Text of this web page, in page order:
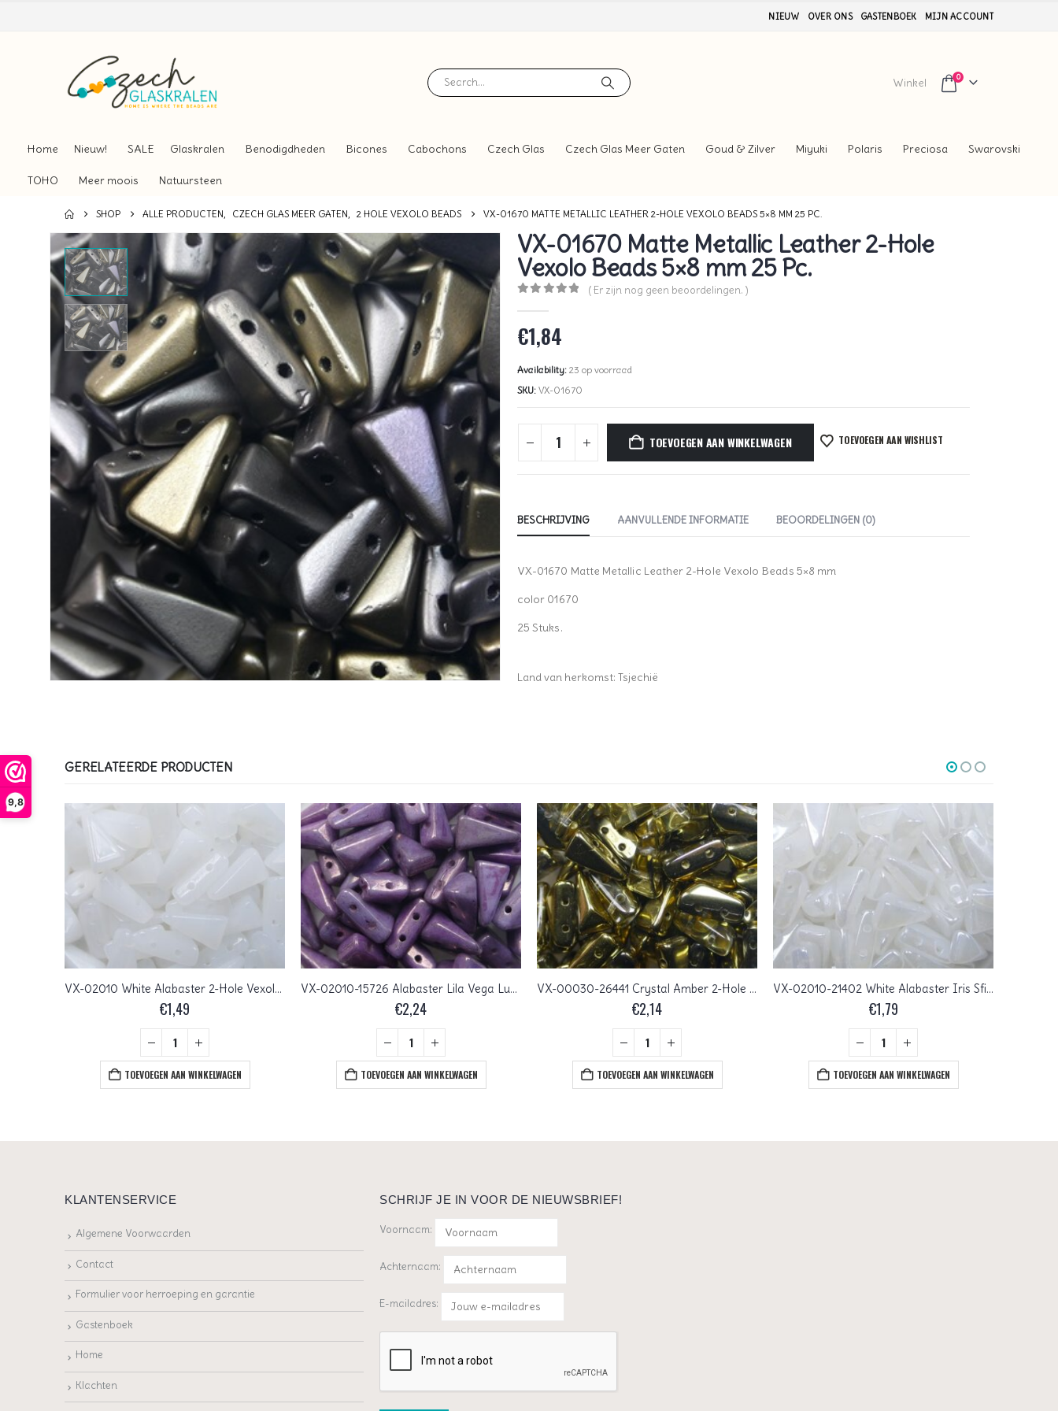
9,8
NIEUW OVER ONS GASTENBOEK MIJN ACCOUNT
Winkel 0
Home Nieuw! SALE Glaskralen Benodigdheden Bicones Cabochons Czech Glas Czech Glas Meer Gaten Goud & Zilver Miyuki Polaris Preciosa Swarovski
TOHO Meer moois Natuursteen
SHOP ALLE PRODUCTEN, CZECH GLAS MEER GATEN, 2 HOLE VEXOLO BEADS VX-01670 MATTE METALLIC LEATHER 2-HOLE VEXOLO BEADS 5×8 MM 25 PC.
VX-01670 Matte Metallic Leather 2-Hole
Vexolo Beads 5×8 mm 25 Pc.
( Er zijn nog geen beoordelingen. )
€1,84
Availability: 23 op voorraad
SKU: VX-01670
TOEVOEGEN AAN WINKELWAGEN TOEVOEGEN AAN WISHLIST
BESCHRIJVING AANVULLENDE INFORMATIE BEOORDELINGEN (0)
VX-01670 Matte Metallic Leather 2-Hole Vexolo Beads 5×8 mm
color 01670
25 Stuks.
Land van herkomst: Tsjechië
GERELATEERDE PRODUCTEN
VX-02010 White Alabaster 2-Hole Vexolo Beads 5×8 mm 25 Pc.
€1,49
TOEVOEGEN AAN WINKELWAGEN
VX-02010-15726 Alabaster Lila Vega Luster 2-Hole Vexolo Beads 5×8 mm 25 Pc.
€2,24
TOEVOEGEN AAN WINKELWAGEN
VX-00030-26441 Crystal Amber 2-Hole Vexolo Beads 5×8 mm 25 Pc.
€2,14
TOEVOEGEN AAN WINKELWAGEN
VX-02010-21402 White Alabaster Iris Sfinx 2-Hole Vexolo Beads 5×8 mm 25 Pc.
€1,79
TOEVOEGEN AAN WINKELWAGEN
KLANTENSERVICE
Algemene Voorwaarden
Contact
Formulier voor herroeping en garantie
Gastenboek
Home
Klachten
SCHRIJF JE IN VOOR DE NIEUWSBRIEF!
Voornaam:
Achternaam:
E-mailadres: